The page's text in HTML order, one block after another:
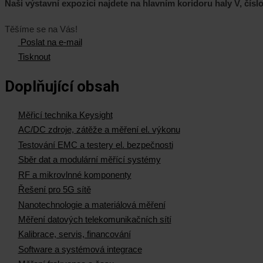
Naši výstavní expozici najdete na hlavním koridoru haly V,
Těšíme se na Vás!
Poslat na e-mail
Tisknout
Doplňující obsah
Měřicí technika Keysight
AC/DC zdroje, zátěže a měření el. výkonu
Testování EMC a testery el. bezpečnosti
Sběr dat a modulární měřící systémy
RF a mikrovlnné komponenty
Řešení pro 5G sítě
Nanotechnologie a materiálová měření
Měření datových telekomunikačních sítí
Kalibrace, servis, financování
Software a systémová integrace